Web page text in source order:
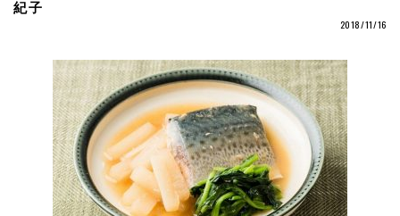
紀子
2018/11/16